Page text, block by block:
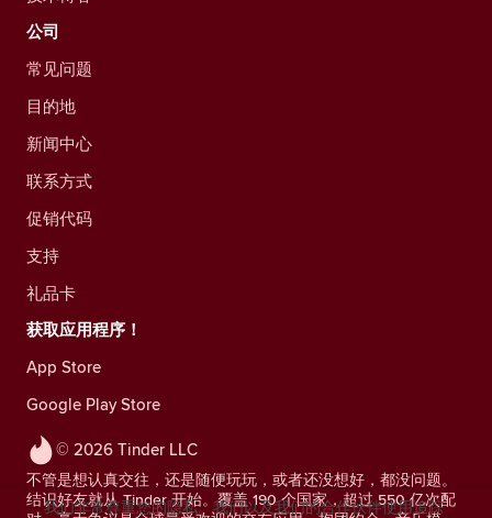
© 2026 Tinder LLC
不管是想认真交往，还是随便玩玩，或者还没想好，都没问题。
结识好友就从 Tinder 开始。覆盖 190 个国家，超过 550 亿次配
公司
常见问题
目的地
新闻中心
联系方式
促销代码
支持
礼品卡
获取应用程序！
App Store
Google Play Store
我们非常尊重您的隐私。我们以及我们的合作伙伴使用追踪